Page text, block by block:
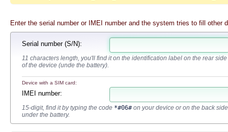
Enter the serial number or IMEI number and the system tries to fill other
Serial number(S/N):
11 characters length, you'll find it on the identification label on the rear side
of the device (unde the battery).
Device with a SIM card:
IMEI number:
15-digit, find it by typing the code *#06#on your device or on the back side
under the battery.